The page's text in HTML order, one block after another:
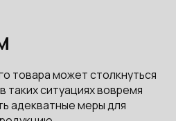
товара может столкнуться
таких ситуациях вовремя
адекватные меры для